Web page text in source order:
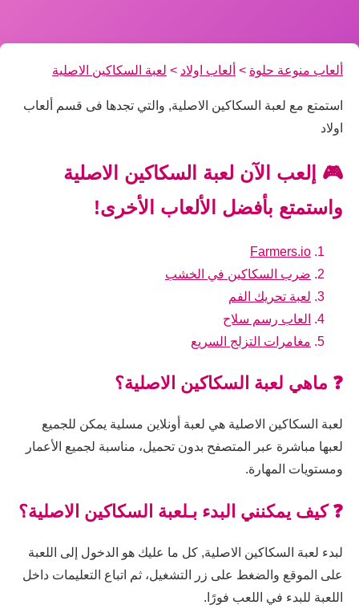
ألعاب منوعة حلوة > ألعاب اولاد > لعبة السكاكين الاصلية
استمتع مع لعبة السكاكين الاصلية, والتي تجدها فى قسم ألعاب
اولاد
🎮 إلعب الآن لعبة السكاكين الاصلية
واستمتع بأفضل الألعاب الأخرى!
Farmers.io
ضرب السكاكين في الخشب
لعبة تحريك الفم
العاب رسم سلاح
مغامرات التزلج السريع
❓ ماهي لعبة السكاكين الاصلية؟
لعبة السكاكين الاصلية هي لعبة أونلاين مسلية يمكن للجميع
لعبها مباشرة عبر المتصفح بدون تحميل، مناسبة لجميع الأعمار
ومستويات المهارة.
❓ كيف يمكنني البدء بـلعبة السكاكين الاصلية؟
لبدء لعبة السكاكين الاصلية, كل ما عليك هو الدخول إلى اللعبة
على الموقع والضغط على زر التشغيل، ثم اتباع التعليمات داخل
اللعبة للبدء في اللعب فورًا.